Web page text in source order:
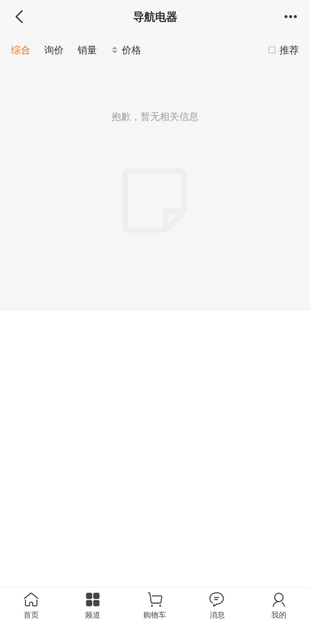
导航电器
推荐
综合 询价 销量 价格
抱歉，暂无相关信息
首页 频道 购物车 消息 我的